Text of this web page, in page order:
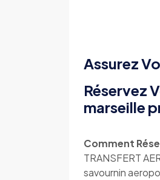
Assurez
Réservez
marseille
Comment
TRANSFERT
savournin